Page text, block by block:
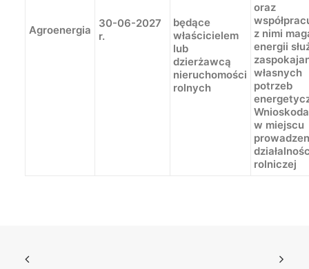
Agroenergia
30-06-2027
r.
będące
właścicielem
lub
dzierżawcą
nieruchomości
rolnych
oraz
z nimi
energii
własnych
potrzeb
w miejscu
rolniczej